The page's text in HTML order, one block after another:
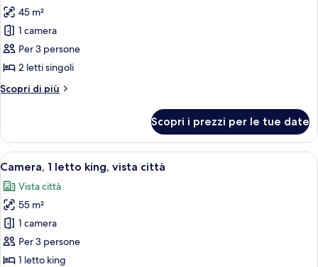
(Corner)
foto
per
Spectacular
Room,
2
vista
città
45 m²
1 camera
Per 3 persone
2 letti singoli
Scopri di più
Altri
Room,
Camera,
2
singoli,
vista
città
Scopri i prezzi per le tue date
Apri
tutte
le
foto
per
Camera,
1
Una camera d'albergo moderna
5
Camera, 1 letto king, vista città
Vista città
55 m²
1 camera
Per 3 persone
1 letto king